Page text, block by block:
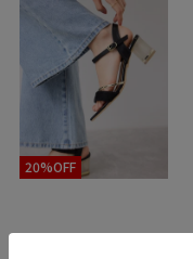
20%OFF